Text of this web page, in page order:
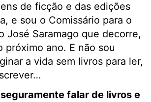
de ficção e das edições
e sou o Comissário para o
José Saramago que decorre,
próximo ano. E não sou
a vida sem livros para ler,
falar de livros e